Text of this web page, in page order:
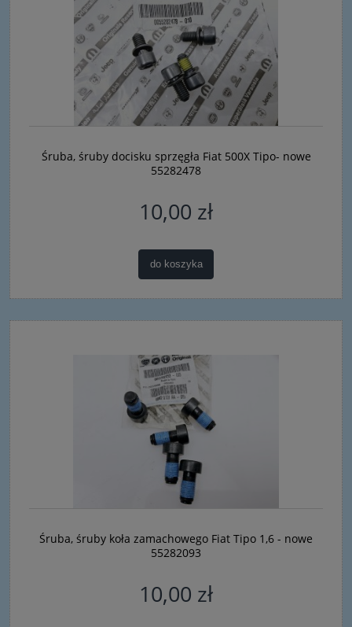
Śruba, śruby docisku sprzęgła Fiat 500X Tipo- nowe
55282478
10,00 zł
do koszyka
Śruba, śruby koła zamachowego Fiat Tipo 1,6 - nowe
55282093
10,00 zł